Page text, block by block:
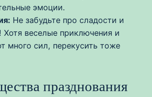
эмоции.
Не забудьте про сладости и
Хотя веселые приключения и
много сил, перекусить тоже
празднования